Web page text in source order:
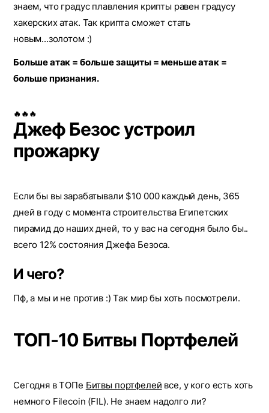
знаем, что градус плавления крипты равен градусу
хакерских атак. Так крипта сможет стать
новым...золотом :)
Больше атак = больше защиты = меньше атак =
больше признания.
🔥🔥🔥
Джеф Безос устроил
прожарку
Если бы вы зарабатывали $10 000 каждый день, 365
дней в году с момента строительства Египетских
пирамид до наших дней, то у вас на сегодня было бы..
всего 12% состояния Джефа Безоса.
И чего?
Пф, а мы и не против :) Так мир бы хоть посмотрели.
ТОП-10 Битвы Портфелей
Сегодня в ТОПе Битвы портфелей все, у кого есть хоть
немного Filecoin (FIL). Не знаем надолго ли?